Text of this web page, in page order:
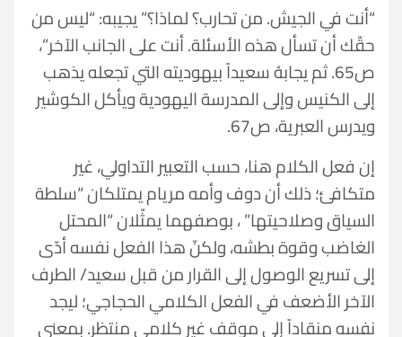
“أنت في الجيش. من تحارب؟ لماذا؟” يجيبه: “ليس من
حقّك أن تسأل هذه الأسئلة. أنت على الجانب الآخر”،
ص65. ثم يجابهُ سعيداً بيهوديته التي تجعله يذهب
إلى الكنيس وإلى المدرسة اليهودية ويأكل الكوشير
ويدرس العبرية، ص67.
إن فعل الكلام هنا، حسب التعبير التداولي، غير
متكافئ؛ ذلك أن دوف وأمه مريام يمتلكان “سلطة
السياق وصلاحيتها” ، بوصفهما يمثّلان “المحتل
الغاضب وقوة بطشه، ولكنّ هذا الفعل نفسه أدّى
إلى تسريع الوصول إلى القرار من قبل سعيد/ الطرف
الآخر الأضعف في الفعل الكلامي الحجاجي؛ ليجد
نفسه منقاداً إلى موقف غير كلامي منتظر. بمعنى